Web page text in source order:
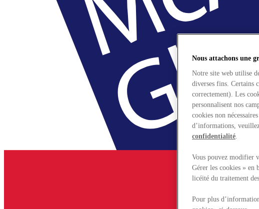
Nous attachons une
Notre site web utilise
diverses fins. Certains
correctement). Les
personnalisent nos
cookies non
d’informations,
confidentialité.
Vous pouvez modifier
Gérer les cookies » en
licéité du traitement
Pour plus